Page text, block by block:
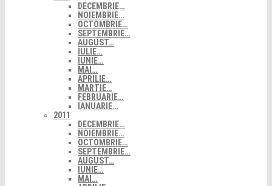
DECEMBRIE…
NOIEMBRIE…
OCTOMBRIE…
SEPTEMBRIE…
AUGUST…
IULIE…
IUNIE…
MAI…
APRILIE…
MARTIE…
FEBRUARIE…
IANUARIE…
2011
DECEMBRIE…
NOIEMBRIE…
OCTOMBRIE…
SEPTEMBRIE…
AUGUST…
IUNIE…
MAI…